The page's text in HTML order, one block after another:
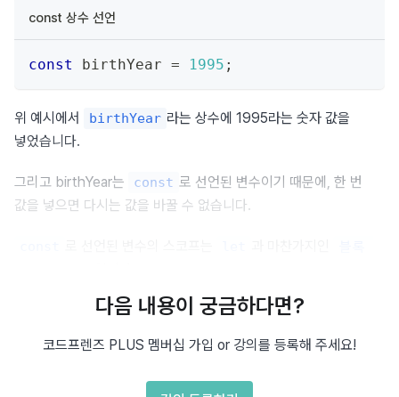
const 상수 선언
const birthYear = 1995 ;
위 예시에서 birthYear 라는 상수에 1995라는 숫자 값을
넣었습니다.
그리고 birthYear는 const 로 선언된 변수이기 때문에, 한 번
값을 넣으면 다시는 값을 바꿀 수 없습니다.
다음 내용이 궁금하다면?
코드프렌즈 PLUS 멤버십 가입 or 강의를 등록해 주세요!